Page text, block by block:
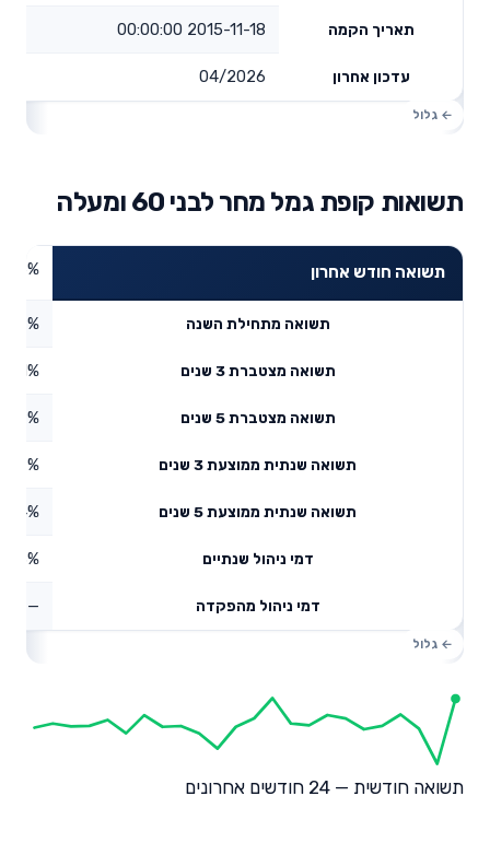
תאריך הקמה 2015-11-18 00:00:00
עדכון אחרון 04/2026
תשואות קופת גמל מחר לבני 60 ומעלה
תשואה חודש אחרון 2.6%
תשואה מתחילת השנה
תשואה מצטברת 3 שנים
תשואה מצטברת 5 שנים
תשואה שנתית ממוצעת 3 שנים
תשואה שנתית ממוצעת 5 שנים 5.4%
דמי ניהול שנתיים
דמי ניהול מהפקדה —
תשואה חודשית — 24 חודשים אחרונים